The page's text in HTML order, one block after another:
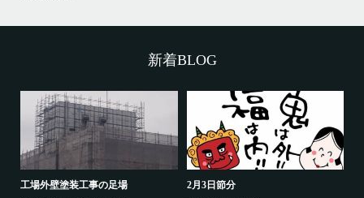
去
投
新着BLOG
工場外壁塗装工事の足場 2月3日節分